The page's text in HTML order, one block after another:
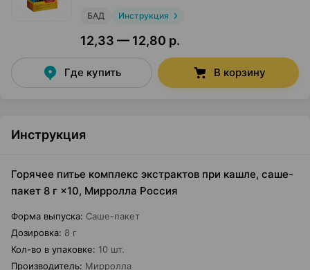
БАД Инструкция
12,33 — 12,80 р.
Где купить В корзину
Инструкция
Горячее питье комплекс экстрактов при кашле, саше-
пакет 8 г ×10, Мирролла Россия
Форма выпуска: Саше-пакет
Дозировка: 8 г
Кол-во в упаковке: 10 шт.
Производитель: Мирролла